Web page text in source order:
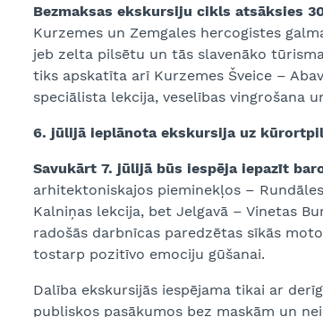
Bezmaksas ekskursiju cikls atsāksies
Kurzemes un Zemgales hercogistes
jeb zelta pilsētu un tās slavenāko
tiks apskatīta arī Kurzemes Šveice –
speciālista lekcija, veselības vingrošana
6. jūlijā ieplānota ekskursija uz
Savukārt 7. jūlijā būs iespēja iepazīt
arhitektoniskajos pieminekļos –
Kalniņas lekcija, bet Jelgavā – Vinetas
radošās darbnīcas paredzētas sīkās
tostarp pozitīvo emociju gūšanai.
Dalība ekskursijās iespējama tikai ar
publiskos pasākumos bez maskām un